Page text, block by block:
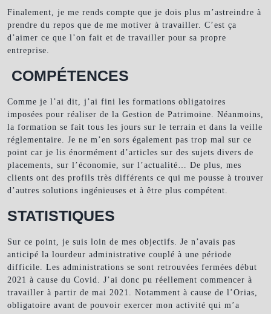
Finalement, je me rends compte que je dois plus m’astreindre à
prendre du repos que de me motiver à travailler. C’est ça
d’aimer ce que l’on fait et de travailler pour sa propre
entreprise.
COMPÉTENCES
Comme je l’ai dit, j’ai fini les formations obligatoires
imposées pour réaliser de la Gestion de Patrimoine. Néanmoins,
la formation se fait tous les jours sur le terrain et dans la veille
réglementaire. Je ne m’en sors également pas trop mal sur ce
point car je lis énormément d’articles sur des sujets divers de
placements, sur l’économie, sur l’actualité… De plus, mes
clients ont des profils très différents ce qui me pousse à trouver
d’autres solutions ingénieuses et à être plus compétent.
STATISTIQUES
Sur ce point, je suis loin de mes objectifs. Je n’avais pas
anticipé la lourdeur administrative couplé à une période
difficile. Les administrations se sont retrouvées fermées début
2021 à cause du Covid. J’ai donc pu réellement commencer à
travailler à partir de mai 2021. Notamment à cause de l’Orias,
obligatoire avant de pouvoir exercer mon activité qui m’a